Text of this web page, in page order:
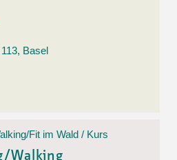
Basel
Fit im Wald / Kurs
Walking